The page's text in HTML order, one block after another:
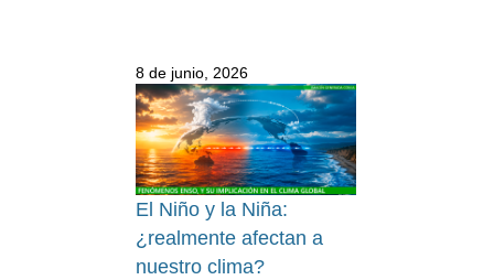
8 de junio, 2026
El Niño y la Niña:
¿realmente afectan a
nuestro clima?